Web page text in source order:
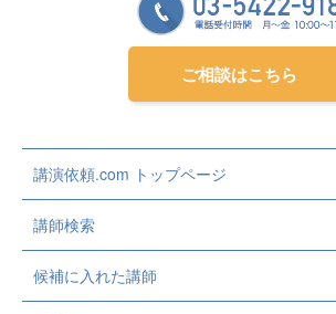
ご相談はこちら
講演依頼.com トップページ
講師検索
候補に入れた講師